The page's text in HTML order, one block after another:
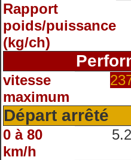
Rapport
poids/puissance
(kg/ch)
vitesse
maximum
Départ arrêté
0 à 80
km/h
5.2